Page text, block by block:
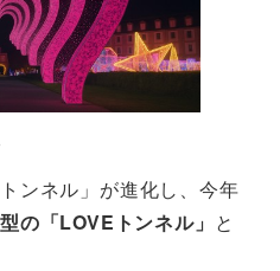
ンネル」が進化し、今年
の「LOVEトンネル」 と